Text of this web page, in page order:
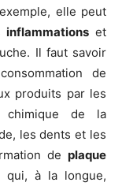
elle peut
inflammations et
Il faut savoir
de
produits par les
chimique de la
les dents et les
de plaque
qui, à la longue,